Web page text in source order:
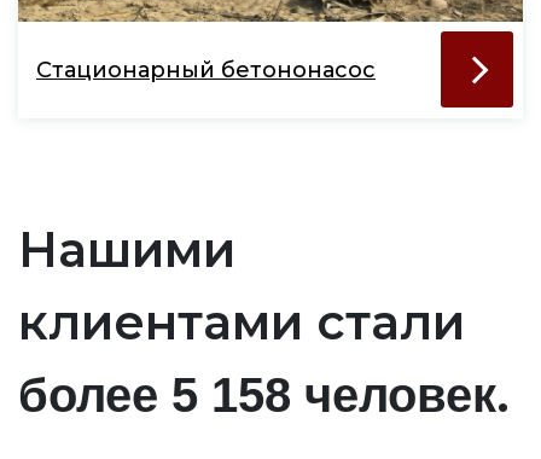
Стационарный бетононасос
Нашими
клиентами стали
более 5 158 человек.